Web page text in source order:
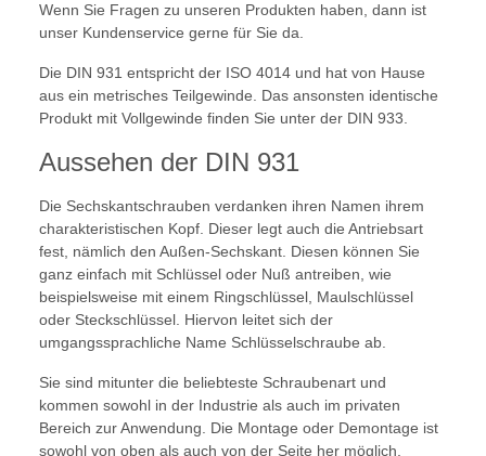
Wenn Sie Fragen zu unseren Produkten haben, dann ist
unser Kundenservice gerne für Sie da.
Die DIN 931 entspricht der ISO 4014 und hat von Hause
aus ein metrisches Teilgewinde. Das ansonsten identische
Produkt mit Vollgewinde finden Sie unter der DIN 933.
Aussehen der DIN 931
Die Sechskantschrauben verdanken ihren Namen ihrem
charakteristischen Kopf. Dieser legt auch die Antriebsart
fest, nämlich den Außen-Sechskant. Diesen können Sie
ganz einfach mit Schlüssel oder Nuß antreiben, wie
beispielsweise mit einem Ringschlüssel, Maulschlüssel
oder Steckschlüssel. Hiervon leitet sich der
umgangssprachliche Name Schlüsselschraube ab.
Sie sind mitunter die beliebteste Schraubenart und
kommen sowohl in der Industrie als auch im privaten
Bereich zur Anwendung. Die Montage oder Demontage ist
sowohl von oben als auch von der Seite her möglich,